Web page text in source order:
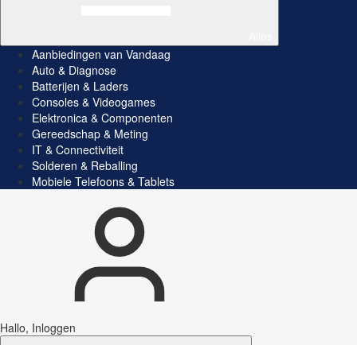
Aanbiedingen van Vandaag
Auto & Diagnose
Batterijen & Laders
Consoles & Videogames
Elektronica & Componenten
Gereedschap & Meting
IT & Connectiviteit
Solderen & Reballing
Mobiele Telefoons & Tablets
Hallo, Inloggen